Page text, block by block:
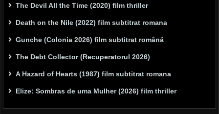
The Devil All the Time (2020) film thriller
Death on the Nile (2022) film subtitrat romana
Gunche (Colonia 2026) film subtitrat română
The Debt Collector (Recuperatorul 2026)
A Hazard of Hearts (1987) film subtitrat romana
Elize: Sombras de uma Mulher (2026) film thriller